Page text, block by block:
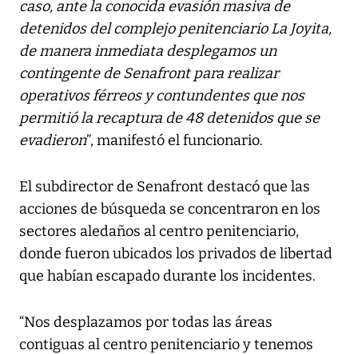
caso, ante la conocida evasión masiva de
detenidos del complejo penitenciario La Joyita,
de manera inmediata desplegamos un
contingente de Senafront para realizar
operativos férreos y contundentes que nos
permitió la recaptura de 48 detenidos que se
evadieron”, manifestó el funcionario.
El subdirector de Senafront destacó que las
acciones de búsqueda se concentraron en los
sectores aledaños al centro penitenciario,
donde fueron ubicados los privados de libertad
que habían escapado durante los incidentes.
“Nos desplazamos por todas las áreas
contiguas al centro penitenciario y tenemos